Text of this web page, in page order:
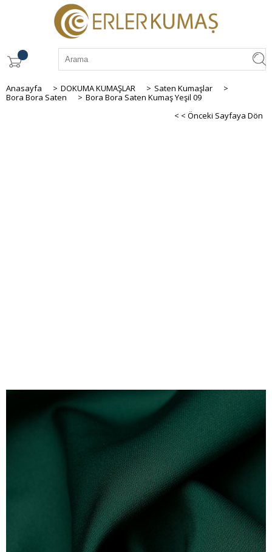
Anasayfa > DOKUMA KUMAŞLAR > Saten Kumaşlar
>
Bora Bora Saten
> Bora Bora Saten Kumaş Yeşil 09
< < Önceki Sayfaya Dön